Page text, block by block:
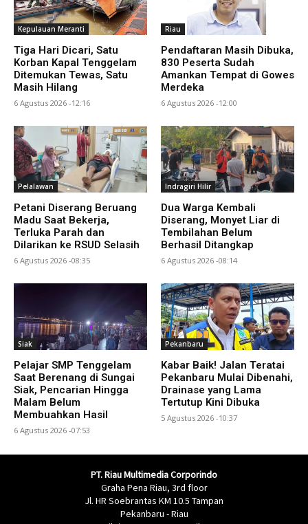
Kepulauan Meranti
Tiga Hari Dicari, Satu
Korban Kapal Tenggelam
Ditemukan Tewas, Satu
Masih Hilang
6 Agustus 2026 -12:16
Riau
Pendaftaran Masih Dibuka,
830 Peserta Sudah
Amankan Tempat di Gowes
Merdeka
6 Agustus 2026 -12:00
Pelalawan
Petani Diserang Beruang
Madu Saat Bekerja,
Terluka Parah dan
Dilarikan ke RSUD Selasih
6 Agustus 2026 -08:35
Indragiri Hilir
Dua Warga Kembali
Diserang, Monyet Liar di
Tembilahan Belum
Berhasil Ditangkap
6 Agustus 2026 -08:14
Siak
Pelajar SMP Tenggelam
Saat Berenang di Sungai
Siak, Pencarian Hingga
Malam Belum
Membuahkan Hasil
6 Agustus 2026 -07:53
Pekanbaru
Kabar Baik! Jalan Teratai
Pekanbaru Mulai Dibenahi,
Drainase yang Lama
Tertutup Kini Dibuka
5 Agustus 2026 -10:37
PT. Riau Multimedia Corporindo
Graha Pena Riau, 3rd floor
Jl. HR Soebrantas KM 10.5 Tampan
Pekanbaru - Riau